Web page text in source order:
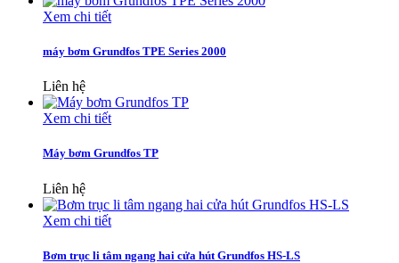
Xem chi tiết
máy bơm Grundfos TPE Series 2000
Liên hệ
Xem chi tiết
Máy bơm Grundfos TP
Liên hệ
Xem chi tiết
Bơm trục li tâm ngang hai cửa hút Grundfos HS-LS